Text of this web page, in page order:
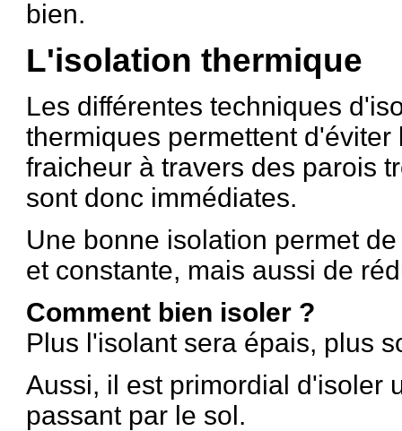
bien.
L'isolation thermique
Les différentes techniques
thermiques permettent
fraicheur à travers des parois
sont donc immédiates.
Une bonne isolation permet
et constante, mais aussi de
Comment bien isoler ?
Plus l'isolant sera épais, plus
Aussi, il est primordial d'isoler
passant par le sol.